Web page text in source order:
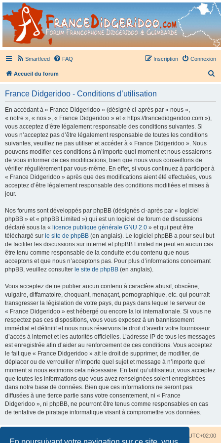
France Didgeridoo
Didgeridoo et Guimbarde sur France Didgeridoo - retrouvez la communauté.
Smartfeed FAQ Connexion
Inscription
Accueil du forum
France Didgeridoo - Conditions d’utilisation
En accédant à « France Didgeridoo » (désigné ci-après par « nous »,
« notre », « nos », « France Didgeridoo » et « https://francedidgeridoo.com »),
vous acceptez d’être légalement responsable des conditions suivantes. Si
vous n’acceptez pas d’être légalement responsable de toutes les conditions
suivantes, veuillez ne pas utiliser et accéder à « France Didgeridoo ». Nous
pouvons modifier ces conditions à n’importe quel moment et nous essaierons
de vous informer de ces modifications, bien que nous vous conseillons de
vérifier régulièrement par vous-même. En effet, si vous continuez à participer à
« France Didgeridoo » après que des modifications aient été effectuées, vous
acceptez d’être légalement responsable des conditions modifiées et mises à
jour.
Nos forums sont développés par phpBB (désignés ci-après par « logiciel
phpBB » et « phpBB Limited ») qui est un logiciel de forum de discussions
déclaré sous la « licence publique générale GNU 2.0 » et qui peut être
téléchargé sur le site de phpBB (en anglais). Le logiciel phpBB a pour seul but
de faciliter les discussions sur internet et phpBB Limited ne peut en aucun cas
être tenu comme responsable de la conduite et du contenu que nous
acceptons et que nous n’acceptons pas. Pour plus d’informations concernant
phpBB, veuillez consulter le site de phpBB (en anglais).
Vous acceptez de ne publier aucun contenu à caractère abusif, obscène,
vulgaire, diffamatoire, choquant, menaçant, pornographique, etc. qui pourrait
transgresser la législation de votre pays, du pays dans lequel le serveur de
« France Didgeridoo » est hébergé ou encore la loi internationale. Si vous ne
respectez pas ces dispositions, vous vous exposez à un bannissement
immédiat et définitif et nous nous réservons le droit d’avertir votre fournisseur
d’accès à internet et les autorités officielles. L’adresse IP de tous les messages
est enregistrée afin d’aider au renforcement de ces conditions. Vous acceptez
le fait que « France Didgeridoo » ait le droit de supprimer, de modifier, de
déplacer ou de verrouiller n’importe quel sujet et message à n’importe quel
moment si nous estimons cela nécessaire. En tant qu’utilisateur, vous acceptez
que toutes les informations que vous avez renseignées soient enregistrées
dans notre base de données. Bien que ces informations ne seront pas
diffusées à une tierce partie sans votre consentement, ni « France
Didgeridoo », ni phpBB, ne pourront être tenus comme responsables en cas
de tentative de piratage informatique visant à compromettre vos données.
UTC+02:00